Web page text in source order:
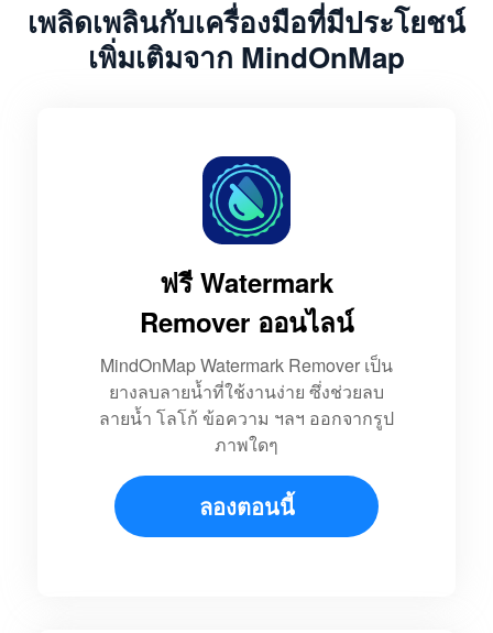
เพลิดเพลินกับเครื่องมือที่มีประโยชน์
เพิ่มเติมจาก MindOnMap
ฟรี Watermark
Remover ออนไลน์
MindOnMap Watermark Remover เป็น
ยางลบลายน้ำที่ใช้งานง่าย ซึ่งช่วยลบ
ลายน้ำ โลโก้ ข้อความ ฯลฯ ออกจากรูป
ภาพใดๆ
ลองตอนนี้